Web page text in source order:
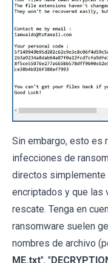
Sin embargo, esto es
infecciones de
directos
encriptados y que las
rescate. Tenga en
ransomware suelen
nombres de archivo
ME.txt", "